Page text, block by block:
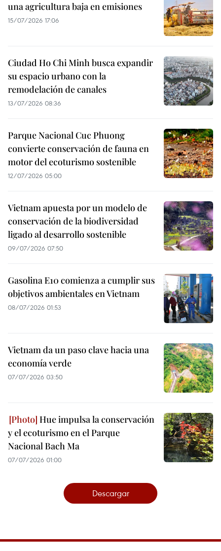
una agricultura baja en emisiones
15/07/2026 17:06
Ciudad Ho Chi Minh busca expandir
su espacio urbano con la
remodelación de canales
13/07/2026 08:36
Parque Nacional Cuc Phuong
convierte conservación de fauna en
motor del ecoturismo sostenible
12/07/2026 05:00
Vietnam apuesta por un modelo de
conservación de la biodiversidad
ligado al desarrollo sostenible
09/07/2026 07:50
Gasolina E10 comienza a cumplir sus
objetivos ambientales en Vietnam
08/07/2026 01:53
Vietnam da un paso clave hacia una
economía verde
07/07/2026 03:50
Hue impulsa la conservación
y el ecoturismo en el Parque
Nacional Bach Ma
07/07/2026 01:00
Descargar